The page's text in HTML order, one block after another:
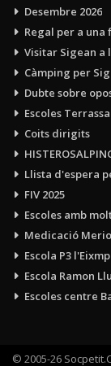
Desembre 2026
Regal per a una
Visitar Sigean a
Càmping per
Dubte sobre
Escoles
Coits dirigits
Llista d'espera
FIV 2025
Escoles amb
Medicació
Escola P3
Escola Ramon
Escoles centre
© 2005-26